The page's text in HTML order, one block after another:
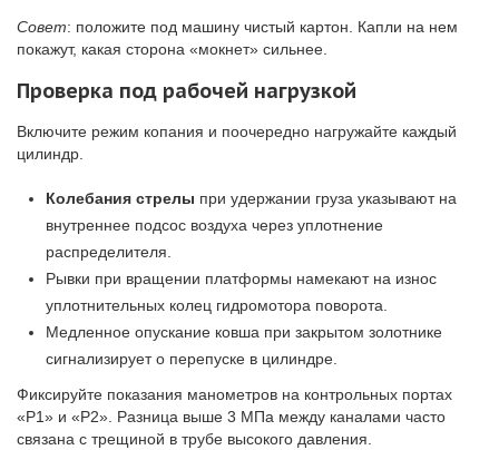
Совет: положите под машину чистый картон. Капли на нем
покажут, какая сторона «мокнет» сильнее.
Проверка под рабочей нагрузкой
Включите режим копания и поочередно нагружайте каждый
цилиндр.
Колебания стрелы при удержании груза указывают на
внутреннее подсос воздуха через уплотнение
распределителя.
Рывки при вращении платформы намекают на износ
уплотнительных колец гидромотора поворота.
Медленное опускание ковша при закрытом золотнике
сигнализирует о перепуске в цилиндре.
Фиксируйте показания манометров на контрольных портах
«P1» и «P2». Разница выше 3 МПа между каналами часто
связана с трещиной в трубе высокого давления.